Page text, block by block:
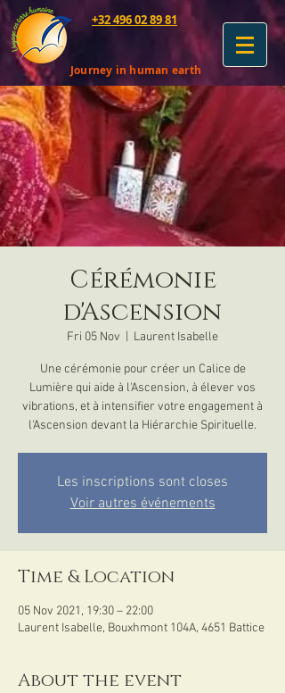
+32 496 02 89 81
Journey in human earth
Cérémonie
d'Ascension
Fri 05 Nov Laurent Isabelle
Une cérémonie pour créer un Calice de
Lumière qui aide à l'Ascension, à élever vos
vibrations, et à intensifier votre engagement à
l'Ascension devant la Hiérarchie Spirituelle.
Les inscriptions sont closes
Voir autres événements
Time & Location
05 Nov 2021, 19:30 – 22:00
Laurent Isabelle, Bouxhmont 104A, 4651 Battice
About the event